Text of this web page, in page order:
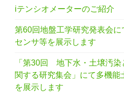
iテンシオメーターのご紹介
第60回地盤工学研究発表会に
センサ等を展示します
「第30回 地下水・土壌汚染
関する研究集会」にて多機能
を展示します